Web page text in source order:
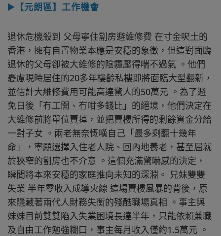
▶️【元朗區】工作機會
退休危機殺到 父母寧住劏房避維修費 在寸金呎土的
香港，擁有自置物業本應是安穩的象徵，但這對面臨
退休的父母卻被大維修的陰霾壓得喘不過氣 。他們
憂慮現時居住的20多年樓齡私樓即將面臨大型翻新，
並估計大維修費用可能高達驚人的50萬元 。為了避
免日後「冇工開、冇咁多錢比」的絕境，他們決定在
大維修前將單位賣掉，並把賣樓所得的剩餘資金分給
一對子女 。兩老無奈慨嘆自己「最多剩翻十幾年
命」，寧願選擇入住老人院、回內地養老，甚至屈就
於狹窄的劏房也不介意 。這個充滿驚嚇感的決定，
瞬間將本來安穩的家庭推向未知的深淵。 兄妹雙雙
失業 半年零收入成導火線 這場賣樓風暴的背後，原
來隱藏著兩代人財務失衡的殘酷職場真相 。事主與
妹妹目前雙雙陷入失業困境長達半年，只能依賴兼職
及自由工作勉強糊口，事主每月收入僅約1.5萬元 。